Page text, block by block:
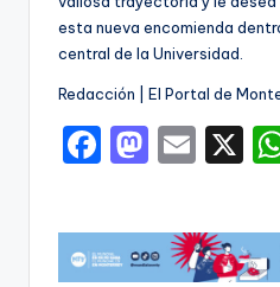
esta nueva encomienda
central de la Universidad.
Redacción | El Portal de
F
c
e
M
st
o
E
ai
l
X